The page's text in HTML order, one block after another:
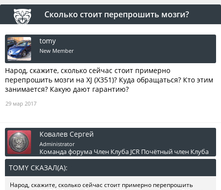
Сколько стоит перепрошить мозги?
tomy
New Member
Народ, скажите, сколько сейчас стоит примерно
перепрошить мозги на XJ (X351)? Куда обращаться? Кто этим
занимается? Какую дают гарантию?
29 мар 2017
Ковалев Сергей
Administrator
Команда форума Член Клуба JCR Почётный член Клуба
TOMY СКАЗАЛ(А):
Народ, скажите, сколько сейчас стоит примерно перепрошить